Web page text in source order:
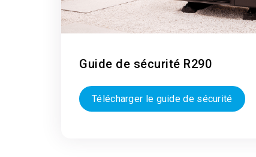
Guide de sécurité R290
Télécharger le guide de sécurité